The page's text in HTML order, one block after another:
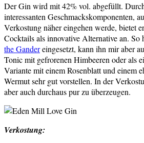
Der Gin wird mit 42% vol. abgefüllt.
interessanten Geschmackskomponenten,
Verkostung näher eingehen werde, bietet
Cocktails als innovative Alternative an. So
the Gandereingesetzt, kann ihn mir aber
Tonic mit gefrorenen Himbeeren oder als
Variante mit einem Rosenblatt und einem
Wermut sehr gut vorstellen. In der
aber auch durchaus pur zu überzeugen.
Verkostung: